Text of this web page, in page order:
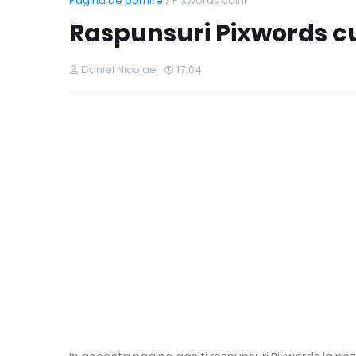
Raspunsuri Pixwords
Daniel Nicolae 17:04